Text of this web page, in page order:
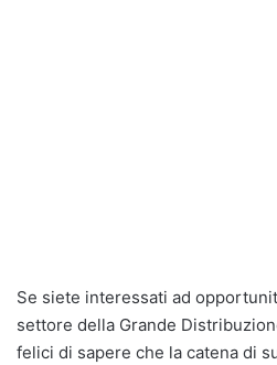
Se siete interessati ad
settore della Grande
felici di sapere che la catena di